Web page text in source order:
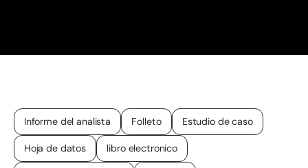
Informe del analista Folleto Estudio de caso
Hoja de datos libro electronico